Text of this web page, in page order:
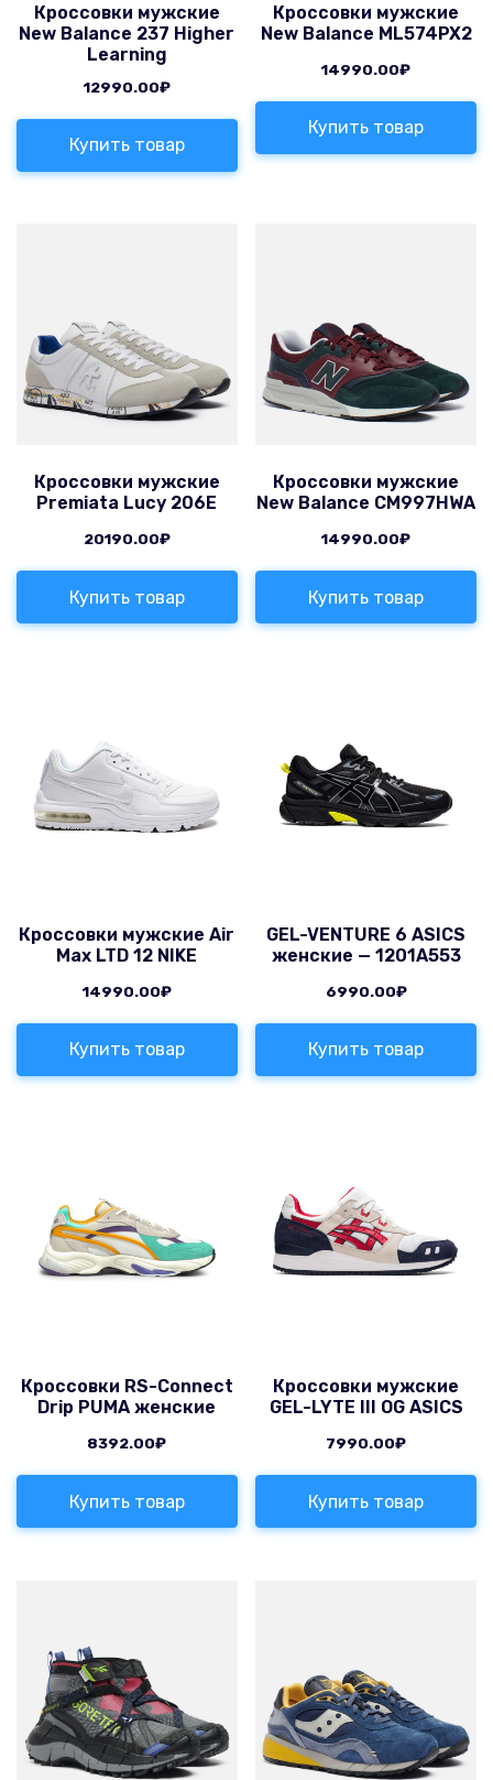
Кроссовки мужские
New Balance 237 Higher
Learning
12990.00₽
Купить товар
Кроссовки мужские
New Balance ML574PX2
14990.00₽
Купить товар
Кроссовки мужские
Premiata Lucy 206E
20190.00₽
Купить товар
Кроссовки мужские
New Balance CM997HWA
14990.00₽
Купить товар
Кроссовки мужские Air
Max LTD 12 NIKE
14990.00₽
Купить товар
GEL-VENTURE 6 ASICS
женские — 1201A553
6990.00₽
Купить товар
Кроссовки RS-Connect
Drip PUMA женские
8392.00₽
Купить товар
Кроссовки мужские
GEL-LYTE III OG ASICS
7990.00₽
Купить товар